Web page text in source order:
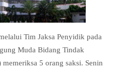
Tim Jaksa Penyidik pada
Muda Bidang Tindak
5 orang saksi. Senin